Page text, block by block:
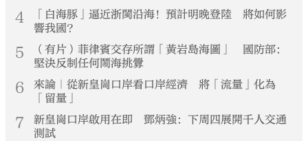
4
「白海豚」逼近浙閩沿海！預計明晚登陸 將如何影
響我國？
5
（有片）菲律賓交存所謂「黃岩島海圖」 國防部：
堅決反制任何鬧海挑釁
6
來論｜從新皇崗口岸看口岸經濟 將「流量」化為
「留量」
7
新皇崗口岸啟用在即 鄧炳強：下周四展開千人交通
測試